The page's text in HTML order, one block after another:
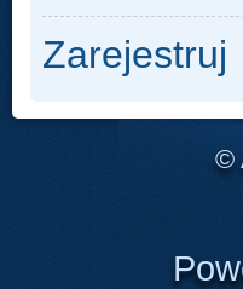
Zarejestruj
©